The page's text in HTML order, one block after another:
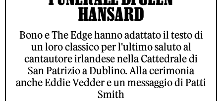
HANSARD
Bono e The Edge hanno adattato il testo di
un loro classico per l'ultimo saluto al
cantautore irlandese nella Cattedrale di
San Patrizio a Dublino. Alla cerimonia
anche Eddie Vedder e un messaggio di Patti
Smith